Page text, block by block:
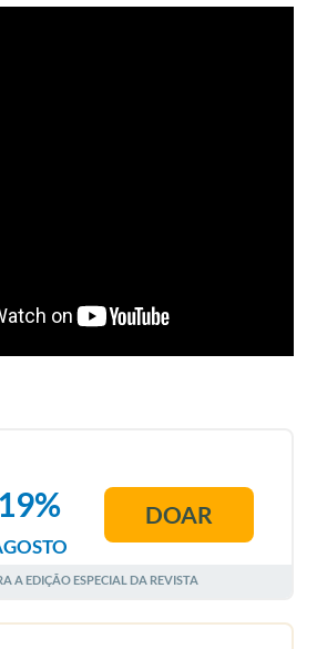
19% DOAR
A EDIÇÃO ESPECIAL DA REVISTA